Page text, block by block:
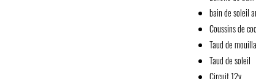
bain de soleil
Coussins de
Taud de
Taud de soleil
Circuit 12v